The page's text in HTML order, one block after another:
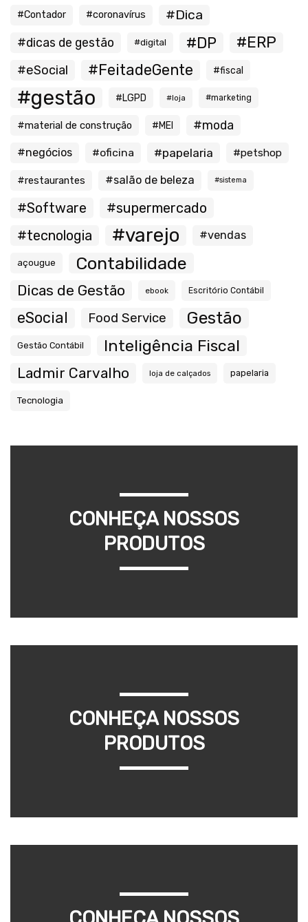
#Contador #coronavírus #Dica
#dicas de gestão #digital #DP #ERP
#eSocial #FeitadeGente #fiscal
#gestão #LGPD #loja #marketing
#material de construção #MEI #moda
#negócios #oficina #papelaria #petshop
#restaurantes #salão de beleza #sistema
#Software
#supermercado
#tecnologia
#varejo #vendas
açougue Contabilidade
Dicas de Gestão ebook Escritório Contábil
eSocial Food Service Gestão
Gestão Contábil Inteligência Fiscal
Ladmir Carvalho loja de calçados papelaria
Tecnologia
CONHEÇA NOSSOS
PRODUTOS
CONHEÇA NOSSOS
PRODUTOS